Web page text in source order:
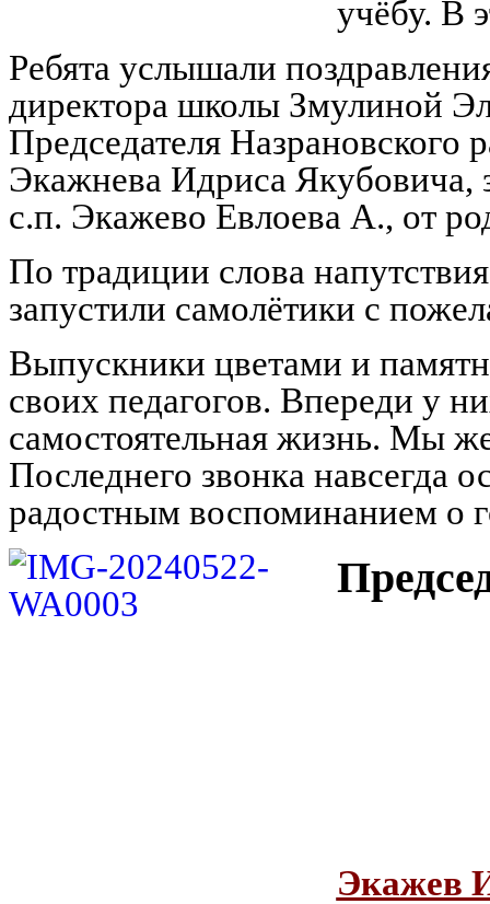
учёбу. В
Ребята услышали
директора школы Змулиной
Председателя Назрановского
Экажнева Идриса Якубовича,
с.п. Экажево Евлоева А., от
По традиции слова
запустили самолётики с
Выпускники цветами и
своих педагогов. Впереди у
самостоятельная жизнь. Мы
Последнего звонка навсегда
радостным воспоминанием о
Экажев